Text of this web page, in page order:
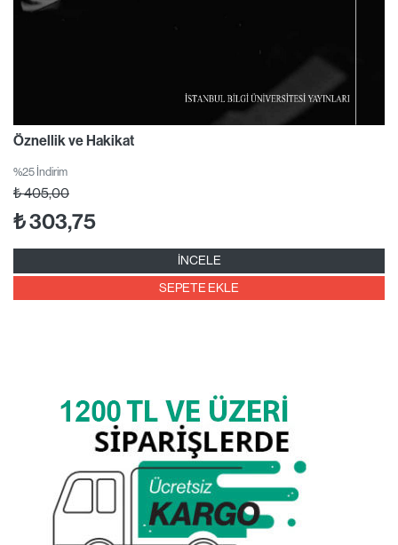
Öznellik ve Hakikat
%25 İndirim
₺405,00
₺303,75
İNCELE
SEPETE EKLE